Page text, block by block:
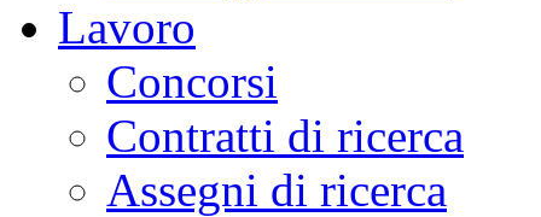
Lavoro
Concorsi
Contratti di ricerca
Assegni di ricerca